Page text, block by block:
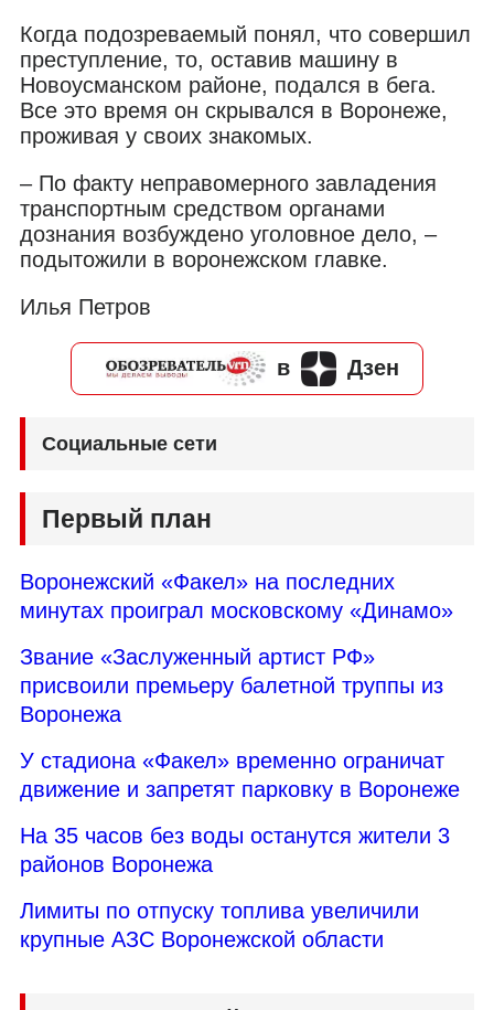
Когда подозреваемый понял, что совершил
преступление, то, оставив машину в
Новоусманском районе, подался в бега.
Все это время он скрывался в Воронеже,
проживая у своих знакомых.
– По факту неправомерного завладения
транспортным средством органами
дознания возбуждено уголовное дело, –
подытожили в воронежском главке.
Илья Петров
в Дзен
Социальные сети
Первый план
Воронежский «Факел» на последних
минутах проиграл московскому «Динамо»
Звание «Заслуженный артист РФ»
присвоили премьеру балетной труппы из
Воронежа
У стадиона «Факел» временно ограничат
движение и запретят парковку в Воронеже
На 35 часов без воды останутся жители 3
районов Воронежа
Лимиты по отпуску топлива увеличили
крупные АЗС Воронежской области